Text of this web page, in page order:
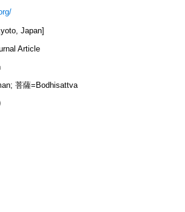
Japan]
Article
菩薩=Bodhisattva